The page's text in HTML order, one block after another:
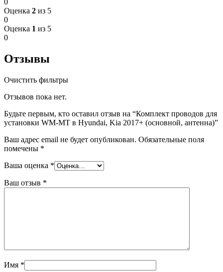
Оценка 2 из 5
0
Оценка 1 из 5
0
Отзывы
Очистить фильтры
Отзывов пока нет.
Будьте первым, кто оставил отзыв на “Комплект проводов для
установки WM-MT в Hyundai, Kia 2017+ (основной, антенна)”
Ваш адрес email не будет опубликован. Обязательные поля
помечены *
Ваша оценка *
Ваш отзыв *
Имя *